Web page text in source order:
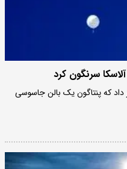
سرنگون کرد
داد که پنتاگون یک بالن جاسوسی